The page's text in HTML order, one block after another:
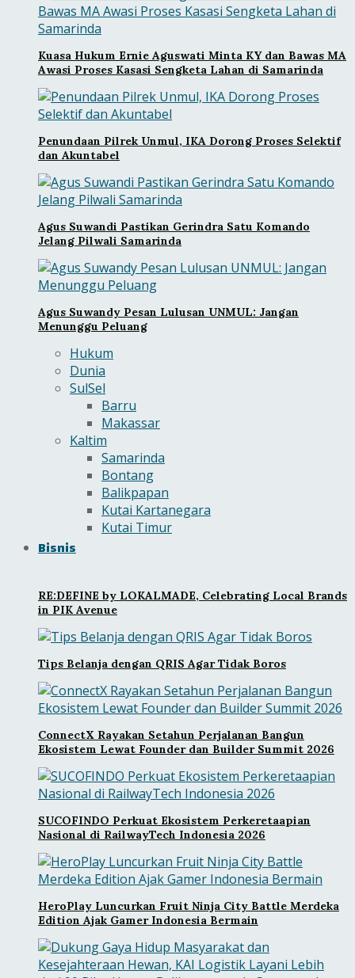
Kuasa Hukum Ernie Aguswati Minta KY dan Bawas MA
Awasi Proses Kasasi Sengketa Lahan di Samarinda
Penundaan Pilrek Unmul, IKA Dorong Proses Selektif
dan Akuntabel
Agus Suwandi Pastikan Gerindra Satu Komando
Jelang Pilwali Samarinda
Agus Suwandy Pesan Lulusan UNMUL: Jangan
Menunggu Peluang
Hukum
Dunia
SulSel
Barru
Makassar
Kaltim
Samarinda
Bontang
Balikpapan
Kutai Kartanegara
Kutai Timur
Bisnis
RE:DEFINE by LOKALMADE, Celebrating Local Brands
in PIK Avenue
Tips Belanja dengan QRIS Agar Tidak Boros
ConnectX Rayakan Setahun Perjalanan Bangun
Ekosistem Lewat Founder dan Builder Summit 2026
SUCOFINDO Perkuat Ekosistem Perkeretaapian
Nasional di RailwayTech Indonesia 2026
HeroPlay Luncurkan Fruit Ninja City Battle Merdeka
Edition Ajak Gamer Indonesia Bermain